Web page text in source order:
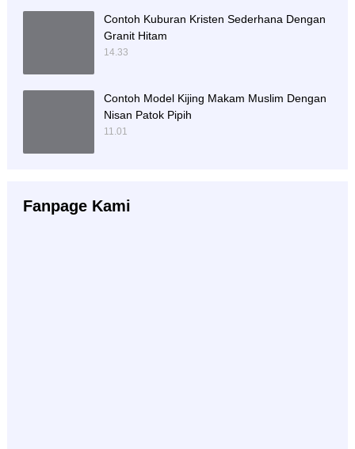
Contoh Kuburan Kristen Sederhana Dengan
Granit Hitam
14.33
Contoh Model Kijing Makam Muslim Dengan
Nisan Patok Pipih
11.01
Fanpage Kami